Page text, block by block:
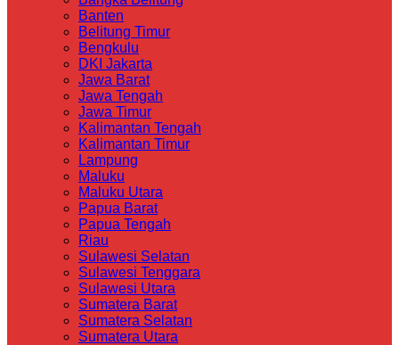
Banten
Belitung Timur
Bengkulu
DKI Jakarta
Jawa Barat
Jawa Tengah
Jawa Timur
Kalimantan Tengah
Kalimantan Timur
Lampung
Maluku
Maluku Utara
Papua Barat
Papua Tengah
Riau
Sulawesi Selatan
Sulawesi Tenggara
Sulawesi Utara
Sumatera Barat
Sumatera Selatan
Sumatera Utara